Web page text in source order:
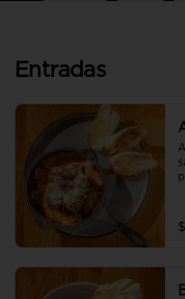
Entradas